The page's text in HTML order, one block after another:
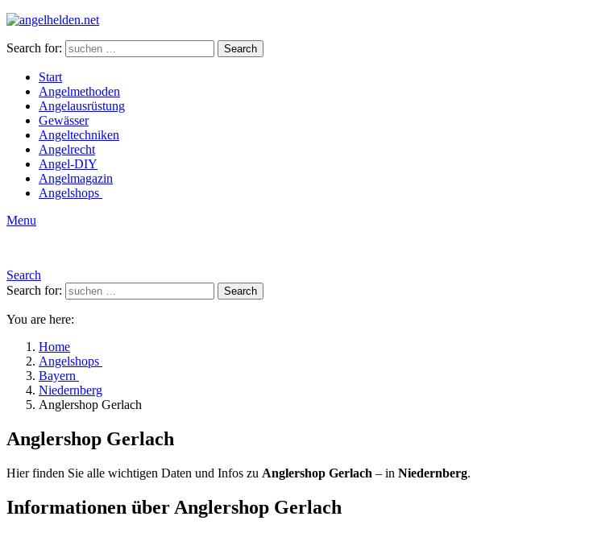
Search for: Search
Start
Angelmethoden
Angelausrüstung
Gewässer
Angeltechniken
Angelrecht
Angel-DIY
Angelmagazin
Angelshops
Menu
Search
Search for:
Search
You are here:
Home
Angelshops
Bayern
Niedernberg
Anglershop Gerlach
Anglershop Gerlach
Hier finden Sie alle wichtigen Daten und Infos zu Anglershop Gerlach – in Niedernberg.
Informationen über Anglershop Gerlach